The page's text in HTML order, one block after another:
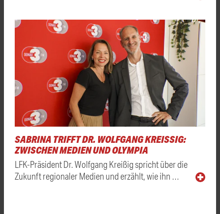
SABRINA TRIFFT DR. WOLFGANG KREISSIG: Z
WISCHEN MEDIEN UND OLYMPIA
LFK-Präsident Dr. Wolfgang Kreißig spricht über die
Zukunft regionaler Medien und erzählt, wie ihn …